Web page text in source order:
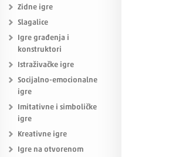
Zidne igre
Slagalice
Igre građenja i
konstruktori
Istraživačke igre
Socijalno-emocionalne
igre
Imitativne i simboličke
igre
Kreativne igre
Igre na otvorenom